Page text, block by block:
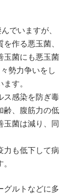
でいますが、
作る悪玉菌、
玉菌にも悪玉菌
勢力争いをし
す。
ス感染を防ぎ毒
齢、腹筋力の低
玉菌は減り、同
力も低下して病
グルトなどに多